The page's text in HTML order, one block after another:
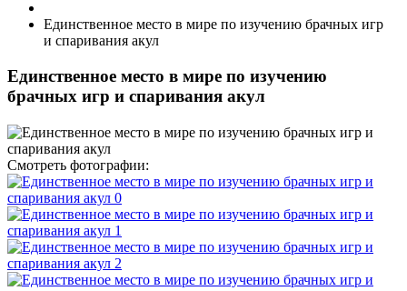
Единственное место в мире по изучению брачных игр
и спаривания акул
Единственное место в мире по изучению
брачных игр и спаривания акул
Смотреть фотографии: